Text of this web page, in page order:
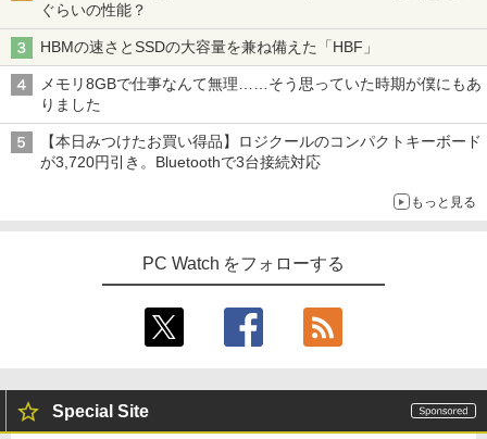
ぐらいの性能？
HBMの速さとSSDの大容量を兼ね備えた「HBF」
メモリ8GBで仕事なんて無理……そう思っていた時期が僕にもあ
りました
【本日みつけたお買い得品】ロジクールのコンパクトキーボード
が3,720円引き。Bluetoothで3台接続対応
もっと見る
PC Watch をフォローする
Special Site